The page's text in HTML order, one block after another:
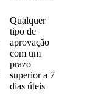
Qualquer
tipo de
aprovação
com um
prazo
superior a 7
dias úteis